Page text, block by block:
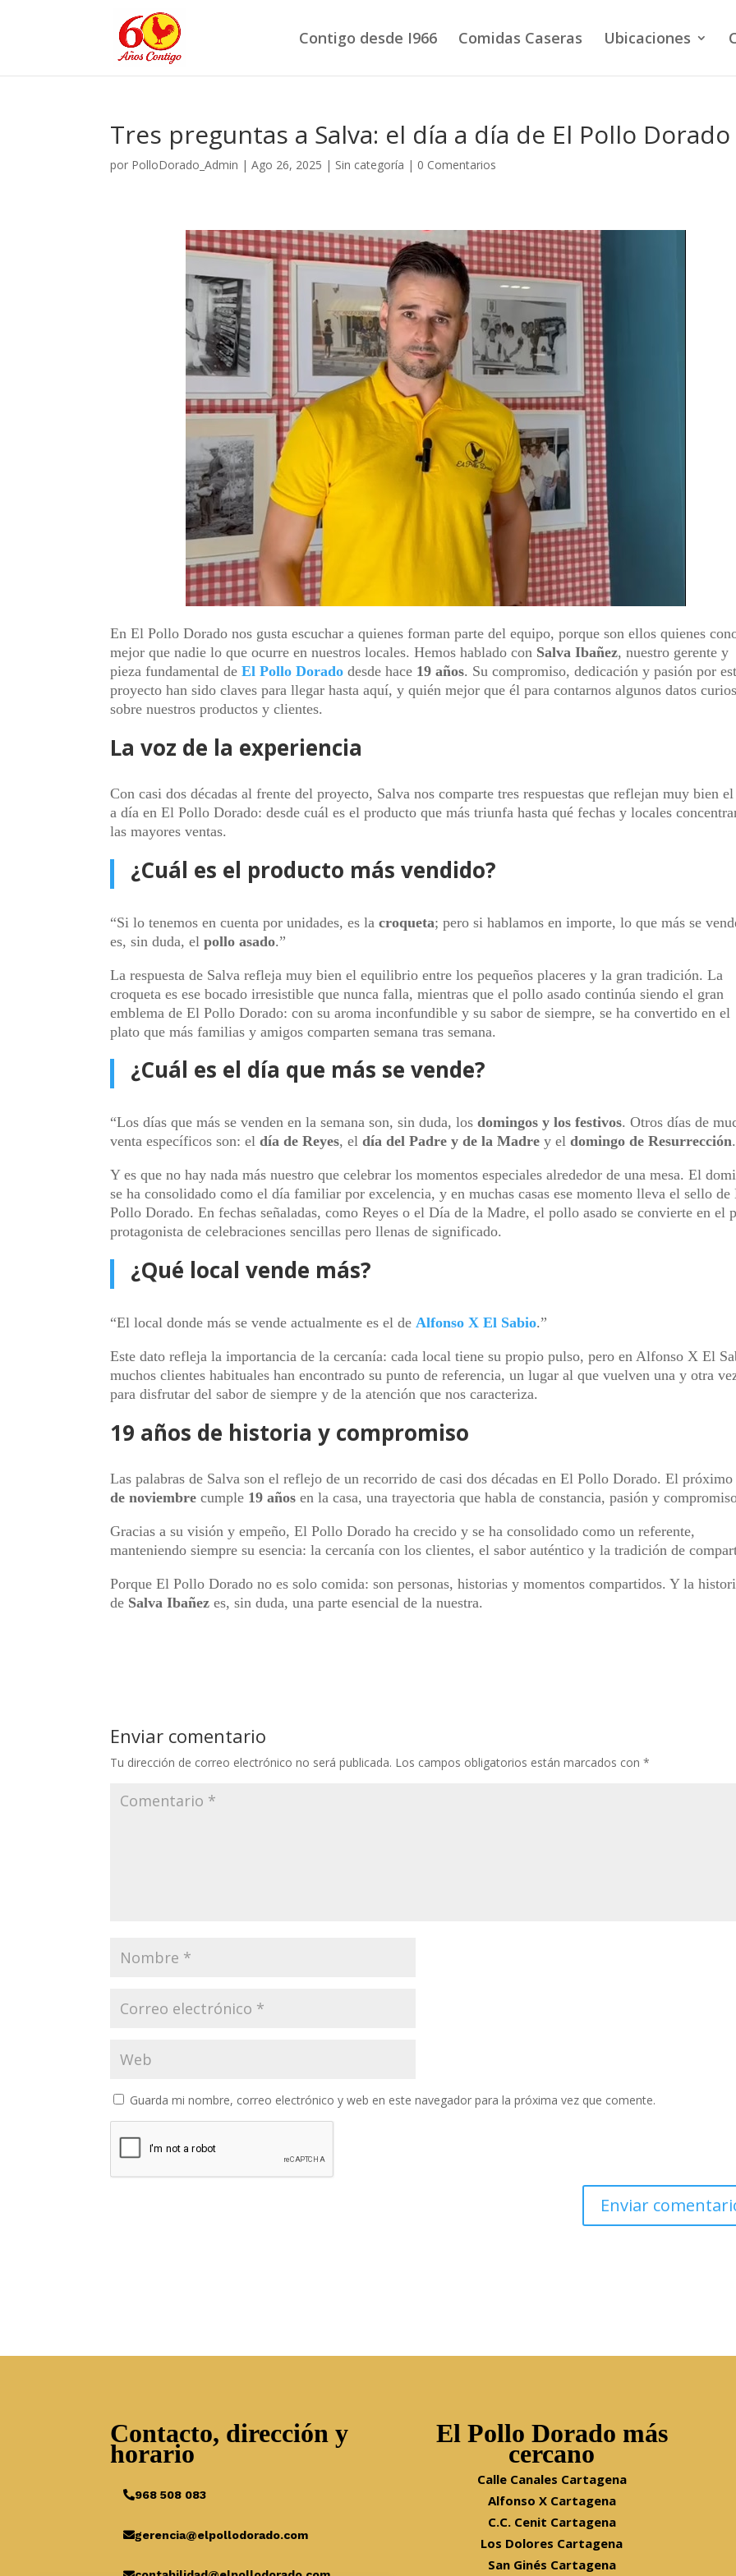
Contigo desde I966 Comidas Caseras Ubicaciones
Tres preguntas a Salva: el día a día de El Pollo Dorado
por PolloDorado_Admin |Ago 26, 2025 | Sin categoría | 0 Comentarios
En El Pollo Dorado nos gusta escuchar a quienes forman parte del equipo, porque son ellos quienes
mejor que nadie lo que ocurre en nuestros locales. Hemos hablado con Salva Ibañez, nuestro gerente y
pieza fundamental deEl Pollo Dorado desde hace 19 años. Su compromiso, dedicación y pasión por
proyecto han sido claves para llegar hasta aquí, y quién mejor que él para contarnos algunos datos
sobre nuestros productos y clientes.
La voz de la experiencia
Con casi dos décadas al frente del proyecto, Salva nos comparte tres respuestas que reflejan muy bien
a día en El Pollo Dorado: desde cuál es el producto que más triunfa hasta qué fechas y locales
las mayores ventas.
¿Cuál es el producto más vendido?
“Si lo tenemos en cuenta por unidades, es lacroqueta; pero si hablamos en importe, lo que más se
es, sin duda, elpollo asado.”
La respuesta de Salva refleja muy bien el equilibrio entre los pequeños placeres y la gran tradición. La
croqueta es ese bocado irresistible que nunca falla, mientras que el pollo asado continúa siendo el gran
emblema de El Pollo Dorado: con su aroma inconfundible y su sabor de siempre, se ha convertido en el
plato que más familias y amigos comparten semana tras semana.
¿Cuál es el día que más se vende?
“Los días que más se venden en la semana son, sin duda, losdomingos y los festivos. Otros días de
venta específicos son: eldía de Reyes, eldía del Padre y de la Madre y eldomingo de Resurrección
Y es que no hay nada más nuestro que celebrar los momentos especiales alrededor de una mesa. El
se ha consolidado como el día familiar por excelencia, y en muchas casas ese momento lleva el sello de
Pollo Dorado. En fechas señaladas, como Reyes o el Día de la Madre, el pollo asado se convierte en el
protagonista de celebraciones sencillas pero llenas de significado.
¿Qué local vende más?
“El local donde más se vende actualmente es el deAlfonso X El Sabio.”
Este dato refleja la importancia de la cercanía: cada local tiene su propio pulso, pero en Alfonso X El
muchos clientes habituales han encontrado su punto de referencia, un lugar al que vuelven una y otra
para disfrutar del sabor de siempre y de la atención que nos caracteriza.
19 años de historia y compromiso
Las palabras de Salva son el reflejo de un recorrido de casi dos décadas en El Pollo Dorado. El próximo
de noviembre cumple 19 años en la casa, una trayectoria que habla de constancia, pasión y
Gracias a su visión y empeño, El Pollo Dorado ha crecido y se ha consolidado como un referente,
manteniendo siempre su esencia: la cercanía con los clientes, el sabor auténtico y la tradición de
Porque El Pollo Dorado no es solo comida: son personas, historias y momentos compartidos. Y la
de Salva Ibañez es, sin duda, una parte esencial de la nuestra.
Enviar comentario
Tu dirección de correo electrónico no será publicada. Los campos obligatorios están marcados con*
Guarda mi nombre, correo electrónico y web en este navegador para la próxima vez que comente.
Contacto, dirección y
horario
968 508 083
gerencia@elpollodorado.com
El Pollo Dorado más
cercano
Calle Canales Cartagena
Alfonso X Cartagena
C.C. Cenit Cartagena
Los Dolores Cartagena
San Ginés Cartagena